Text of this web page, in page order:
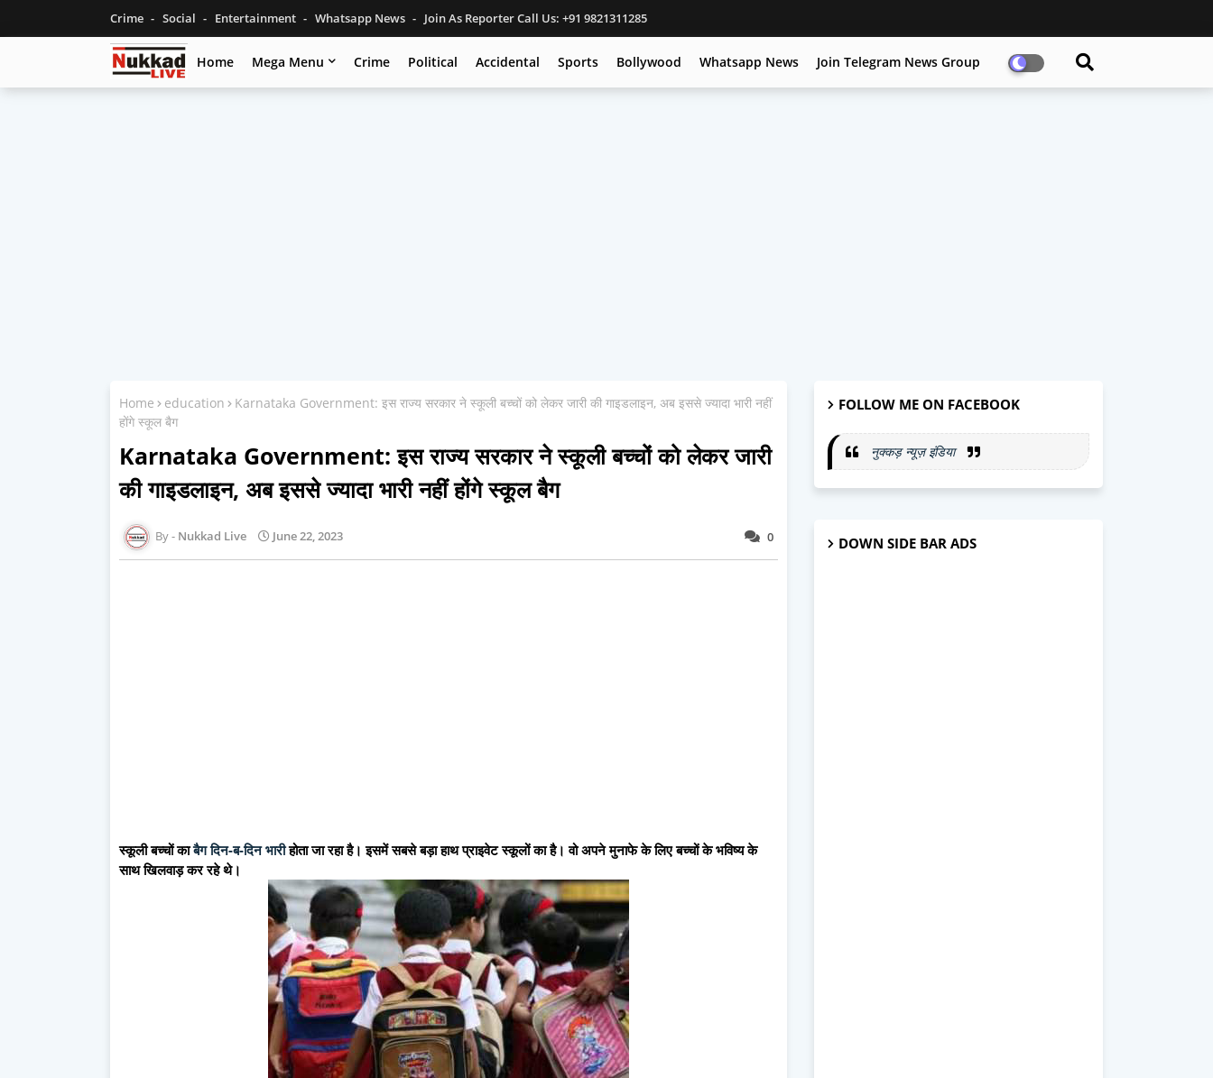
Crime Social Entertainment Whatsapp News Join As Reporter Call Us: +91 9821311285
Home Mega Menu Crime Political Accidental Sports Bollywood Whatsapp News Join Telegram News Group
Home education
Karnataka Government: इस राज्य सरकार ने स्कूली बच्चों को लेकर जारी की गाइडलाइन, अब इससे ज्यादा भारी नहीं
होंगे स्कूल बैग
Karnataka Government: इस राज्य सरकार ने स्कूली बच्चों को लेकर जारी
की गाइडलाइन, अब इससे ज्यादा भारी नहीं होंगे स्कूल बैग
0
Nukkad Live June 22, 2023
स्कूली बच्चों काबैग दिन-ब-दिन भारीहोता जा रहा है। इसमें सबसे बड़ा हाथ प्राइवेट स्कूलों का है। वो अपने मुनाफे के लिए बच्चों के भविष्य के
साथ खिलवाड़ कर रहे थे।
FOLLOW ME ON FACEBOOK
नुक्कड़ न्यूज़ इंडिया
DOWN SIDE BAR ADS